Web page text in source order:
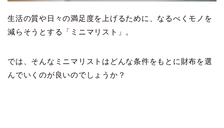
生活の質や日々の満足度を上げるために、なるべくモノを
減らそうとする「ミニマリスト」。
では、そんなミニマリストはどんな条件をもとに財布を選
んでいくのが良いのでしょうか？